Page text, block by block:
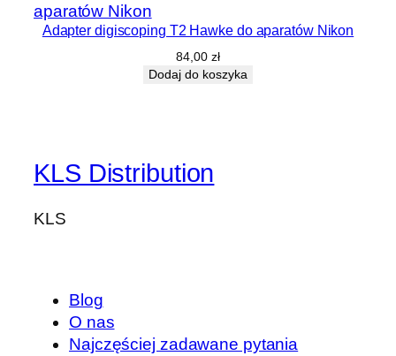
Adapter digiscoping T2 Hawke do aparatów Nikon
84,00 zł
Dodaj do koszyka
KLS Distribution
KLS
Blog
O nas
Najczęściej zadawane pytania